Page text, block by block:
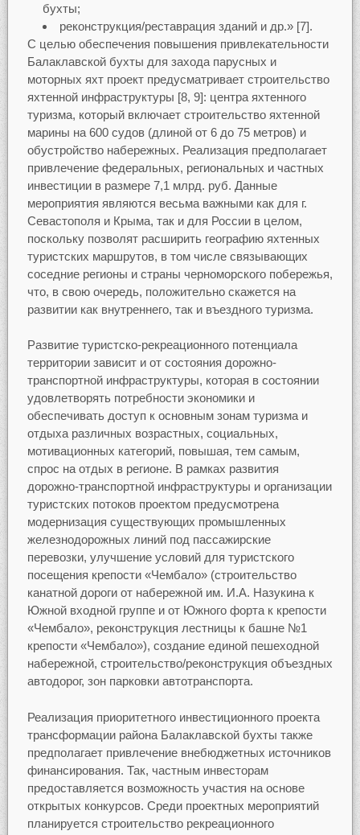
бухты;
реконструкция/реставрация зданий и др.» [7].
С целью обеспечения повышения привлекательности
Балаклавской бухты для захода парусных и
моторных яхт проект предусматривает строительство
яхтенной инфраструктуры [8, 9]: центра яхтенного
туризма, который включает строительство яхтенной
марины на 600 судов (длиной от 6 до 75 метров) и
обустройство набережных. Реализация предполагает
привлечение федеральных, региональных и частных
инвестиции в размере 7,1 млрд. руб. Данные
мероприятия являются весьма важными как для г.
Севастополя и Крыма, так и для России в целом,
поскольку позволят расширить географию яхтенных
туристских маршрутов, в том числе связывающих
соседние регионы и страны черноморского побережья,
что, в свою очередь, положительно скажется на
развитии как внутреннего, так и въездного туризма.
Развитие туристско-рекреационного потенциала
территории зависит и от состояния дорожно-
транспортной инфраструктуры, которая в состоянии
удовлетворять потребности экономики и
обеспечивать доступ к основным зонам туризма и
отдыха различных возрастных, социальных,
мотивационных категорий, повышая, тем самым,
спрос на отдых в регионе. В рамках развития
дорожно-транспортной инфраструктуры и организации
туристских потоков проектом предусмотрена
модернизация существующих промышленных
железнодорожных линий под пассажирские
перевозки, улучшение условий для туристского
посещения крепости «Чембало» (строительство
канатной дороги от набережной им. И.А. Назукина к
Южной входной группе и от Южного форта к крепости
«Чембало», реконструкция лестницы к башне №1
крепости «Чембало»), создание единой пешеходной
набережной, строительство/реконструкция объездных
автодорог, зон парковки автотранспорта.
Реализация приоритетного инвестиционного проекта
трансформации района Балаклавской бухты также
предполагает привлечение внебюджетных источников
финансирования. Так, частным инвесторам
предоставляется возможность участия на основе
открытых конкурсов. Среди проектных мероприятий
планируется строительство рекреационного